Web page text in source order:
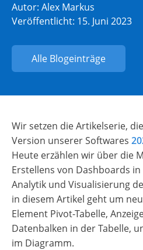
Autor: Alex Markus
Veröffentlicht: 15. Juni 2023
Alle Blogeinträge
Wir setzen die Artikelserie,
Version unserer Softwares
Heute erzählen wir über die
Erstellens von Dashboards
Analytik und Visualisierung
in diesem Artikel geht um
Element Pivot-Tabelle,
Datenbalken in der Tabelle,
im Diagramm.